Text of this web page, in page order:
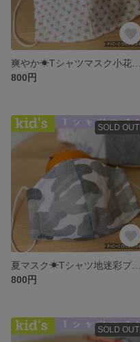
800円
SOLD OUT
夏マスク☀︎Tシャツ地迷彩プリント子供
800円
SOLD OUT